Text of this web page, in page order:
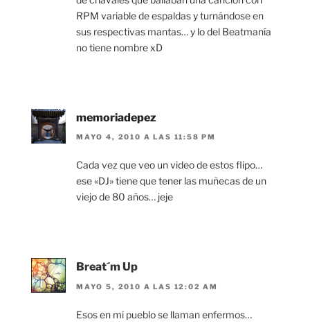
RPM variable de espaldas y turnándose en
sus respectivas mantas… y lo del Beatmanía
no tiene nombre xD
memoriadepez
MAYO 4, 2010 A LAS 11:58 PM
Cada vez que veo un video de estos flipo…
ese «DJ» tiene que tener las muñecas de un
viejo de 80 años… jeje
Breat´m Up
MAYO 5, 2010 A LAS 12:02 AM
Esos en mi pueblo se llaman enfermos…